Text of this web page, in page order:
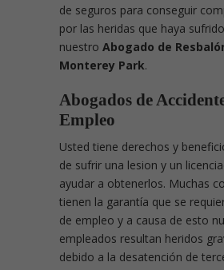
de seguros para conseguir
por las heridas que haya
nuestro Abogado de
Monterey Park.
Abogados de
Empleo
Usted tiene derechos y
de sufrir una lesion y un
ayudar a obtenerlos. Muchas
tienen la garantía que se
de empleo y a causa de esto
empleados resultan heridos
debido a la desatención de